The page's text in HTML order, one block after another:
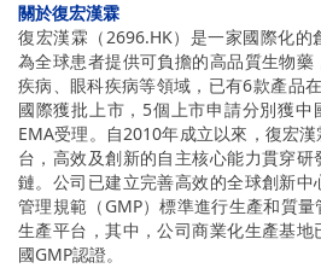
關於復宏漢霖
復宏漢霖（2696.HK）是一家國際化
為全球患者提供可負擔的高品質生物
疾病、眼科疾病等領域，已有6款產品
國際獲批上市，5個上市申請分別獲中
EMA受理。自2010年成立以來，復宏
台，高效及創新的自主核心能力貫穿
鏈。公司已建立完善高效的全球創新
管理規範（GMP）標準進行生產和質
生產平台，其中，公司商業化生產基
國GMP認證。